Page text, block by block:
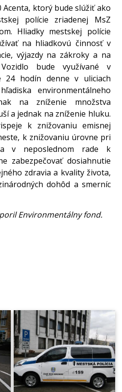
Acenta, ktorý bude slúžiť ako
polície zriadenej MsZ
Hliadky mestskej polície
na hliadkovú činnosť v
výjazdy na zákroky a na
bude využívané v
24 hodín denne v uliciach
environmentálneho
na zníženie množstva
a jednak na zníženie hluku.
k znižovaniu emisnej
k znižovaniu úrovne pri
v neposlednom rade k
zabezpečovať dosiahnutie
zdravia a kvality života,
dohôd a smerníc
Environmentálny fond.